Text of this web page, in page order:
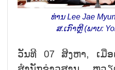
ທ່ານ Lee Jae
ສ.ເກົາຫຼີ (ພາບ:
ວັນທີ 07 ສິງຫາ, ເມື່ອ